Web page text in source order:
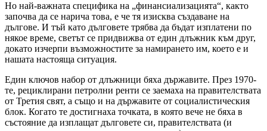
Но най-важната специфика на „финансиализацията“, както
започва да се нарича това, е че тя изисква създаване на
дългове. И тъй като дълговете трябва да бъдат изплатени по
някое време, светът се придвижва от един длъжник към друг,
докато изчерпи възможностите за намирането им, което е и
нашата настояща ситуация.
Един ключов набор от длъжници бяха държавите. През 1970-
те, рециклирани петролни ренти се заемаха на правителствата
от Третия свят, а също и на държавите от социалистическия
блок. Когато те достигнаха точката, в която вече не бяха в
състояние да изплащат дълговете си, правителствата (и